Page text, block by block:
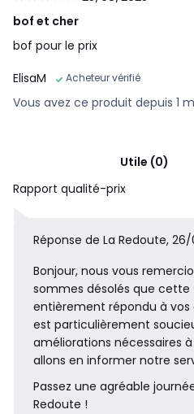
bof et cher
bof pour le prix
ElisaM
Acheteur vérifié
Vous avez ce produit depuis 1
Utile (0)
Rapport qualité-prix
Réponse de La Redoute,
Bonjour, nous vous
sommes désolés que cette
entièrement répondu à vos
est particulièrement
améliorations nécessaires
allons en informer notre
Passez une agréable
Redoute !